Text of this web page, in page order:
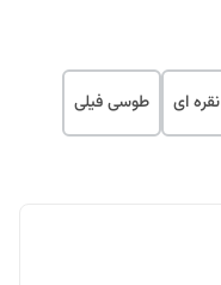
نقره ای طوسی فیلی